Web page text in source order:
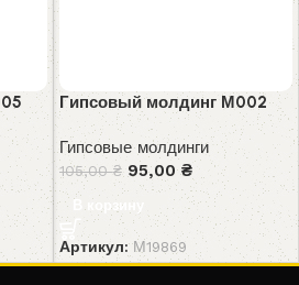
Гипсовый молдинг М002
Гипсовые молдинги
105,00₴ 95,00₴
В корзину
Артикул:М19869